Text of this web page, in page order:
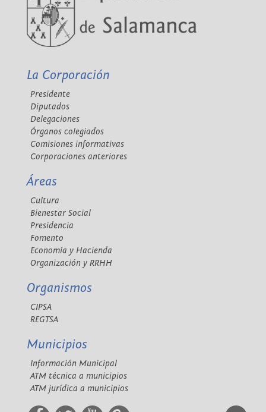
La Corporación
Presidente
Diputados
Delegaciones
Órganos colegiados
Comisiones informativas
Corporaciones anteriores
Áreas
Cultura
Bienestar Social
Presidencia
Fomento
Economía y Hacienda
Organización y RRHH
Organismos
CIPSA
REGTSA
Municipios
Información Municipal
ATM técnica a municipios
ATM jurídica a municipios